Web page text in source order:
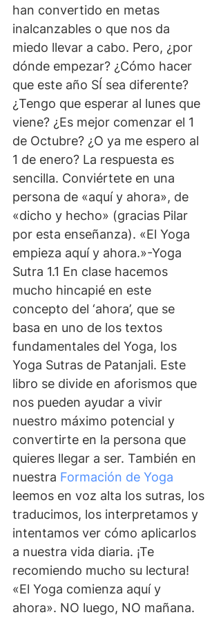
han convertido en metas
inalcanzables o que nos da
miedo llevar a cabo. Pero, ¿por
dónde empezar? ¿Cómo hacer
que este año SÍ sea diferente?
¿Tengo que esperar al lunes que
viene? ¿Es mejor comenzar el 1
de Octubre? ¿O ya me espero al
1 de enero? La respuesta es
sencilla. Conviértete en una
persona de «aquí y ahora», de
«dicho y hecho» (gracias Pilar
por esta enseñanza). «El Yoga
empieza aquí y ahora.»-Yoga
Sutra 1.1 En clase hacemos
mucho hincapié en este
concepto del ‘ahora’, que se
basa en uno de los textos
fundamentales del Yoga, los
Yoga Sutras de Patanjali. Este
libro se divide en aforismos que
nos pueden ayudar a vivir
nuestro máximo potencial y
convertirte en la persona que
quieres llegar a ser. También en
nuestra Formación de Yoga
leemos en voz alta los sutras, los
traducimos, los interpretamos y
intentamos ver cómo aplicarlos
a nuestra vida diaria. ¡Te
recomiendo mucho su lectura!
«El Yoga comienza aquí y
ahora». NO luego, NO mañana.